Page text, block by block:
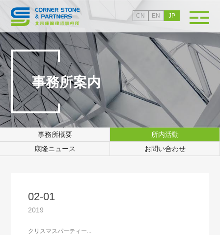
CN EN JP
事務所案内
事務所概要
所内活動
康隆ニュース
お問い合わせ
02-01
2019
クリスマスパーティー...